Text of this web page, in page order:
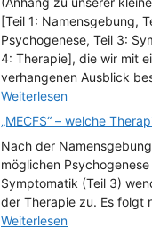
[Teil 1: Namensgebung,
Psychogenese, Teil 3:
4: Therapie], die wir mit
verhangenen Ausblick
Weiterlesen
„MECFS“ – welche
Nach der
möglichen
Symptomatik (Teil 3)
der Therapie zu. Es folgt
Weiterlesen